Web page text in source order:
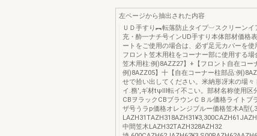
左ページから抽出された内容
ＵＤ手すり︻転落防止タイプ︺スクリーン
充・酔一ナチ号インUD手すり本体部材価格
ートをご使用の場合は、必ず足元カバーを
フロント笠木用柱をコーナー部に使用する場
笠木用柱:例)8AZZ27】+【フロント自在コー
例)8AZZ05】十【自在コーナー柱部品:例
せで拾い出してください。米納形冴末の場々
イ.務',ギ材tψⅢ転イ不こい。部材名称使用区
CBヲラックCBブラウンＣＢル価格ライトブ
ザ号うラp価格オレンジブルー価格笠木A型
中間笠木LAZH32TAZH328AZH32